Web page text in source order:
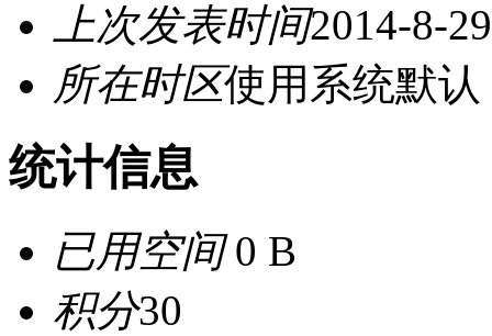
上次发表时间2014-8-
所在时区使用系统默认
统计信息
已用空间0 B
积分30